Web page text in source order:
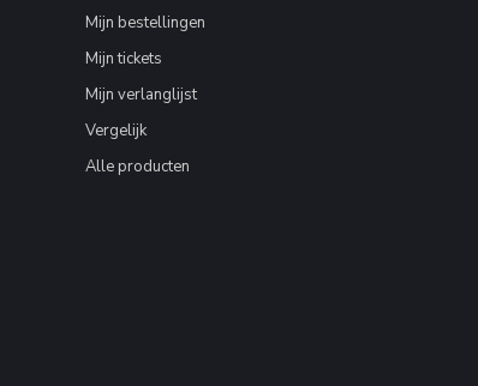
Mijn bestellingen
Mijn tickets
Mijn verlanglijst
Vergelijk
Alle producten